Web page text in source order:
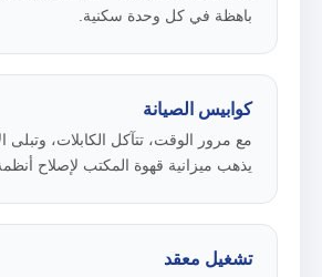
باهظة في كل وحدة سكنية.
كوابيس الصيانة
مع مرور الوقت، تتآكل الكابلات، وتبلى
يذهب ميزانية قهوة المكتب لإصلاح
تشغيل معقد